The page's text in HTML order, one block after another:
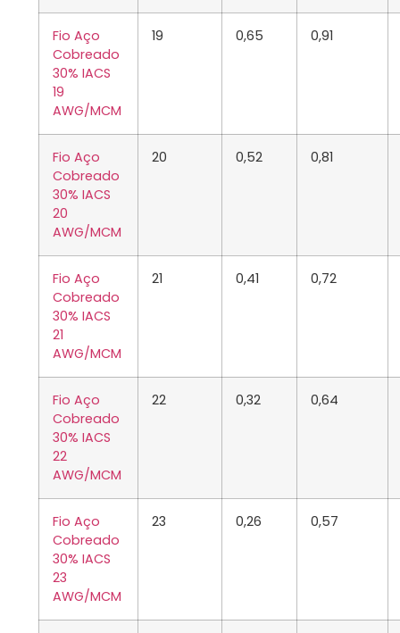
Fio Aço
Cobreado
30% IACS
19
AWG/MCM
19 0,65 0,91
Fio Aço
Cobreado
30% IACS
20
AWG/MCM
20 0,52 0,81
Fio Aço
Cobreado
30% IACS
21
AWG/MCM
21 0,41 0,72
Fio Aço
Cobreado
30% IACS
22
AWG/MCM
22 0,32 0,64
Fio Aço
Cobreado
30% IACS
23
AWG/MCM
23 0,26 0,57